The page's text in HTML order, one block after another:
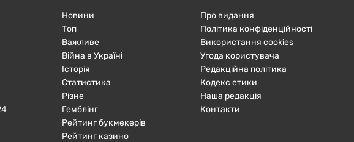
Новини
Топ
Важливе
Війна в Україні
Історія
Статистика
Різне
Гемблінг
Рейтинг букмекерів
Рейтинг казино
Про видання
Політика конфіденційності
Використання cookies
Угода користувача
Редакційна політика
Кодекс етики
Наша редакція
Контакти